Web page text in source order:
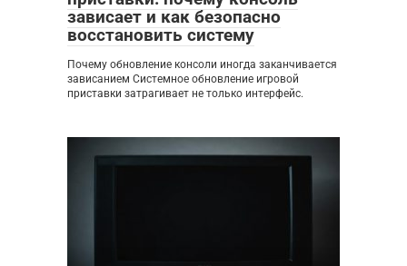
зависает и как безопасно
восстановить систему
Почему обновление консоли иногда заканчивается
зависанием Системное обновление игровой
приставки затрагивает не только интерфейс.